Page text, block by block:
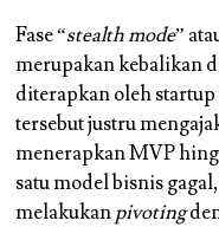
Fase “stealth mode”
merupakan kebalikan
diterapkan oleh
tersebut justru
menerapkan MVP
satu model bisnis
melakukanpivoting